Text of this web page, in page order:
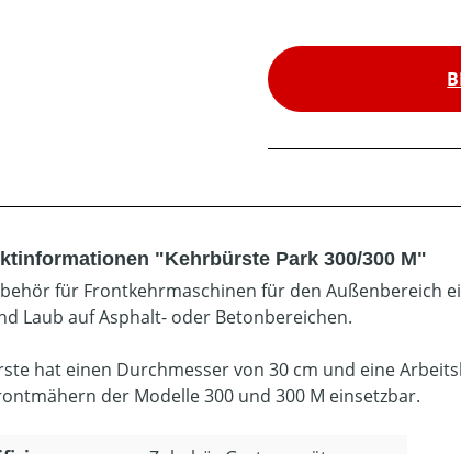
"Kehrbürste Park 300/300 M"
für Frontkehrmaschinen für den Außenbereich
Laub auf Asphalt- oder Betonbereichen.
hat einen Durchmesser von 30 cm und eine
der Modelle 300 und 300 M einsetzbar.